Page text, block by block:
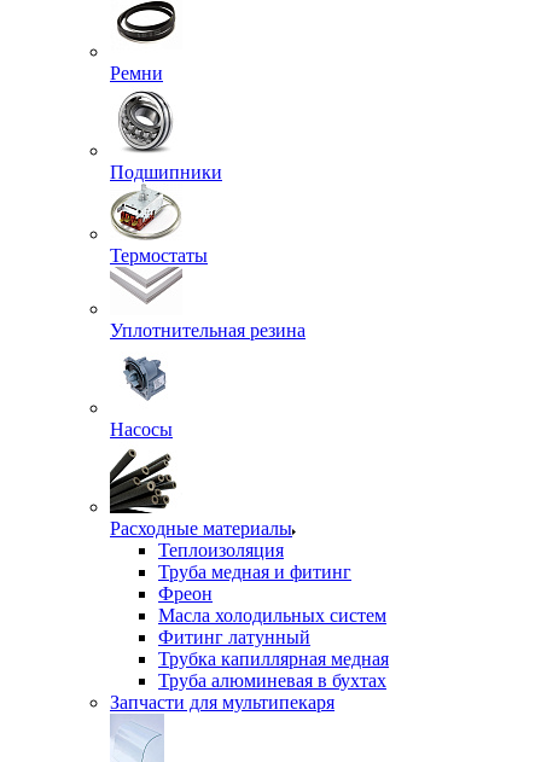
Ремни
Подшипники
Термостаты
Уплотнительная резина
Насосы
Расходные материалы
Теплоизоляция
Труба медная и фитинг
Фреон
Масла холодильных систем
Фитинг латунный
Трубка капиллярная медная
Труба алюминевая в бухтах
Запчасти для мультипекаря